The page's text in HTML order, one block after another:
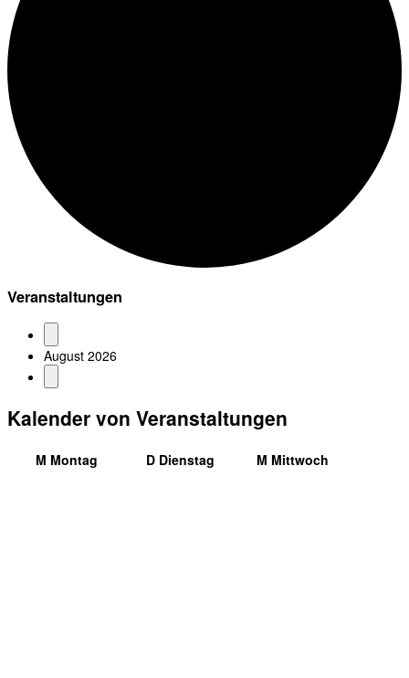
Veranstaltungen
August 2026
Kalender von Veranstaltungen
M Montag D Dienstag M Mittwoch